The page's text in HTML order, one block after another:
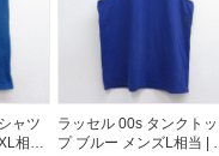
ャツ
相当
ラッセル 00s タンクトッ
プ ブルー メンズL相当 |